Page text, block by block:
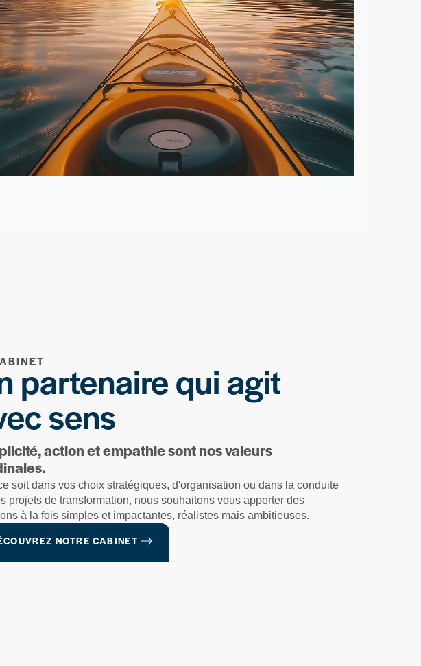
partenaire qui agit
sens
action et empathie sont nos valeurs
soit dans vos choix stratégiques, d'organisation ou dans la conduite
projets de transformation, nous souhaitons vous apporter des
à la fois simples et impactantes, réalistes mais ambitieuses.
NOTRE CABINET